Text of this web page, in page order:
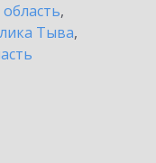
,
Тыва,